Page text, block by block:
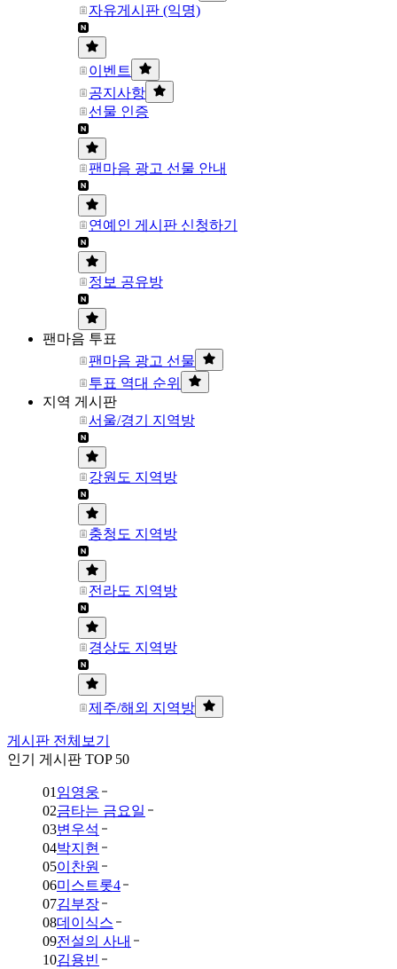
자유게시판 (익명)
이벤트
공지사항
선물 인증
팬마음 광고 선물 안내
연예인 게시판 신청하기
정보 공유방
팬마음 투표
팬마음 광고 선물
투표 역대 순위
지역 게시판
서울/경기 지역방
강원도 지역방
충청도 지역방
전라도 지역방
경상도 지역방
제주/해외 지역방
게시판 전체보기
인기 게시판 TOP 50
01 임영웅
02금타는 금요일
03변우석
04박지현
05이찬원
06미스트롯4
07김부장
08데이식스
09전설의 사내
10김용빈